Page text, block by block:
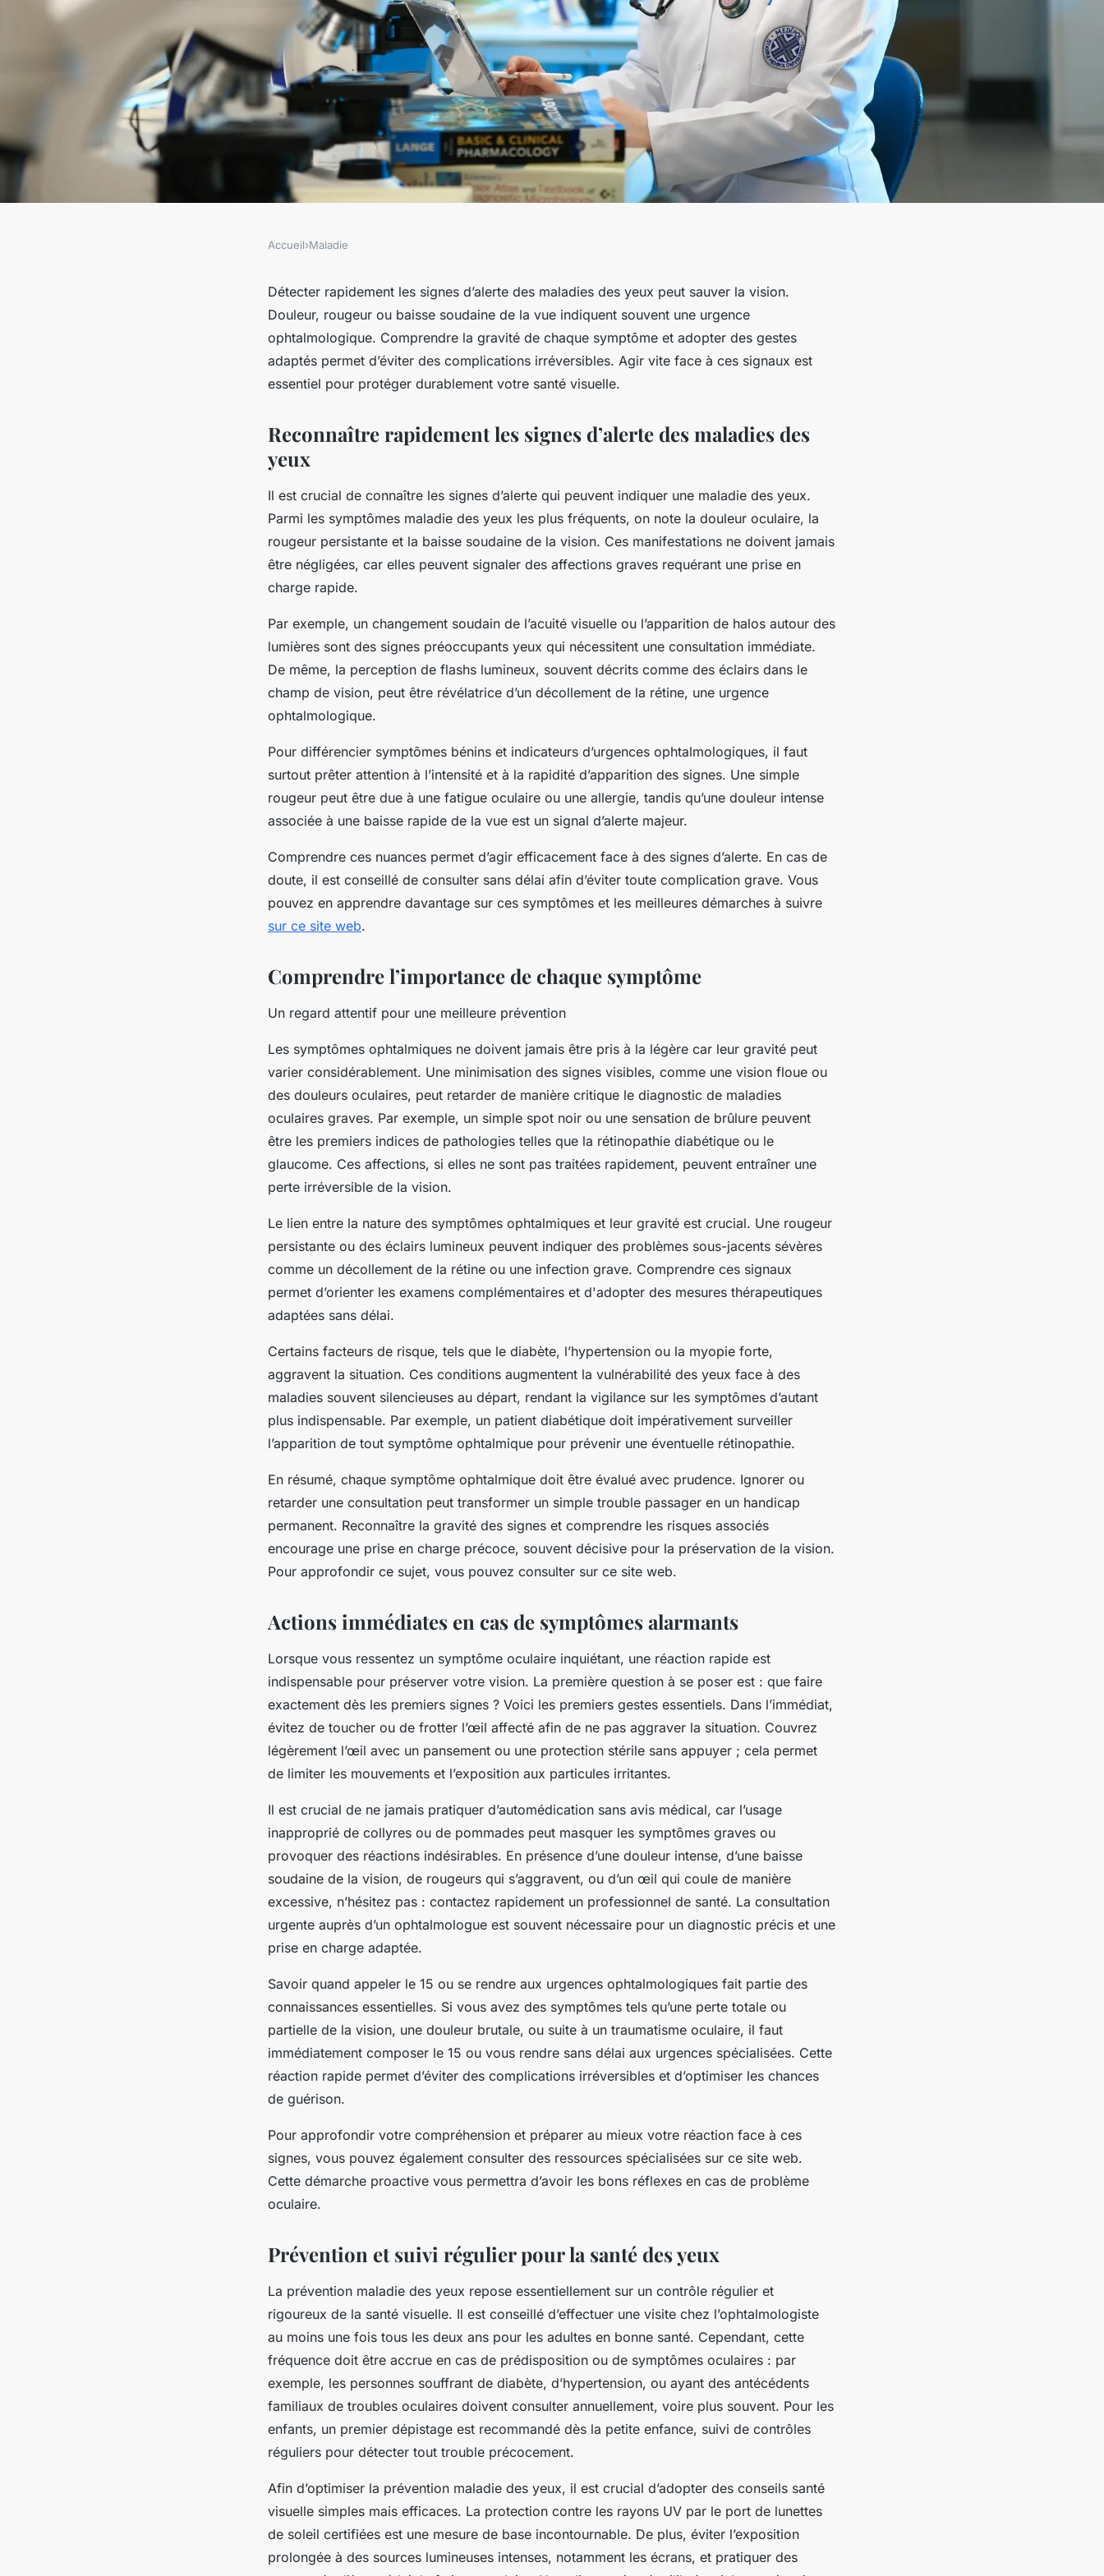
Signes d'alerte pour maladie des yeux :
comment réagir promptement
Accueil›Maladie
Détecter rapidement les signes d’alerte des maladies des yeux peut sauver la vision.
Douleur, rougeur ou baisse soudaine de la vue indiquent souvent une urgence
ophtalmologique. Comprendre la gravité de chaque symptôme et adopter des gestes
adaptés permet d’éviter des complications irréversibles. Agir vite face à ces signaux est
essentiel pour protéger durablement votre santé visuelle.
Reconnaître rapidement les signes d’alerte des maladies des
yeux
Il est crucial de connaître les signes d’alerte qui peuvent indiquer une maladie des yeux.
Parmi les symptômes maladie des yeux les plus fréquents, on note la douleur oculaire, la
rougeur persistante et la baisse soudaine de la vision. Ces manifestations ne doivent jamais
être négligées, car elles peuvent signaler des affections graves requérant une prise en
charge rapide.
Par exemple, un changement soudain de l’acuité visuelle ou l’apparition de halos autour des
lumières sont des signes préoccupants yeux qui nécessitent une consultation immédiate.
De même, la perception de flashs lumineux, souvent décrits comme des éclairs dans le
champ de vision, peut être révélatrice d’un décollement de la rétine, une urgence
ophtalmologique.
Pour différencier symptômes bénins et indicateurs d’urgences ophtalmologiques, il faut
surtout prêter attention à l’intensité et à la rapidité d’apparition des signes. Une simple
rougeur peut être due à une fatigue oculaire ou une allergie, tandis qu’une douleur intense
associée à une baisse rapide de la vue est un signal d’alerte majeur.
Comprendre ces nuances permet d’agir efficacement face à des signes d’alerte. En cas de
doute, il est conseillé de consulter sans délai afin d’éviter toute complication grave. Vous
pouvez en apprendre davantage sur ces symptômes et les meilleures démarches à suivre
sur ce site web.
Comprendre l’importance de chaque symptôme
Un regard attentif pour une meilleure prévention
Les symptômes ophtalmiques ne doivent jamais être pris à la légère car leur gravité peut
varier considérablement. Une minimisation des signes visibles, comme une vision floue ou
des douleurs oculaires, peut retarder de manière critique le diagnostic de maladies
oculaires graves. Par exemple, un simple spot noir ou une sensation de brûlure peuvent
être les premiers indices de pathologies telles que la rétinopathie diabétique ou le
glaucome. Ces affections, si elles ne sont pas traitées rapidement, peuvent entraîner une
perte irréversible de la vision.
Le lien entre la nature des symptômes ophtalmiques et leur gravité est crucial. Une rougeur
persistante ou des éclairs lumineux peuvent indiquer des problèmes sous-jacents sévères
comme un décollement de la rétine ou une infection grave. Comprendre ces signaux
permet d’orienter les examens complémentaires et d'adopter des mesures thérapeutiques
adaptées sans délai.
Certains facteurs de risque, tels que le diabète, l’hypertension ou la myopie forte,
aggravent la situation. Ces conditions augmentent la vulnérabilité des yeux face à des
maladies souvent silencieuses au départ, rendant la vigilance sur les symptômes d’autant
plus indispensable. Par exemple, un patient diabétique doit impérativement surveiller
l’apparition de tout symptôme ophtalmique pour prévenir une éventuelle rétinopathie.
En résumé, chaque symptôme ophtalmique doit être évalué avec prudence. Ignorer ou
retarder une consultation peut transformer un simple trouble passager en un handicap
permanent. Reconnaître la gravité des signes et comprendre les risques associés
encourage une prise en charge précoce, souvent décisive pour la préservation de la vision.
Pour approfondir ce sujet, vous pouvez consulter sur ce site web.
Actions immédiates en cas de symptômes alarmants
Lorsque vous ressentez un symptôme oculaire inquiétant, une réaction rapide est
indispensable pour préserver votre vision. La première question à se poser est : que faire
exactement dès les premiers signes ? Voici les premiers gestes essentiels. Dans l’immédiat,
évitez de toucher ou de frotter l’œil affecté afin de ne pas aggraver la situation. Couvrez
légèrement l’œil avec un pansement ou une protection stérile sans appuyer ; cela permet
de limiter les mouvements et l’exposition aux particules irritantes.
Il est crucial de ne jamais pratiquer d’automédication sans avis médical, car l’usage
inapproprié de collyres ou de pommades peut masquer les symptômes graves ou
provoquer des réactions indésirables. En présence d’une douleur intense, d’une baisse
soudaine de la vision, de rougeurs qui s’aggravent, ou d’un œil qui coule de manière
excessive, n’hésitez pas : contactez rapidement un professionnel de santé. La consultation
urgente auprès d’un ophtalmologue est souvent nécessaire pour un diagnostic précis et une
prise en charge adaptée.
Savoir quand appeler le 15 ou se rendre aux urgences ophtalmologiques fait partie des
connaissances essentielles. Si vous avez des symptômes tels qu’une perte totale ou
partielle de la vision, une douleur brutale, ou suite à un traumatisme oculaire, il faut
immédiatement composer le 15 ou vous rendre sans délai aux urgences spécialisées. Cette
réaction rapide permet d’éviter des complications irréversibles et d’optimiser les chances
de guérison.
Pour approfondir votre compréhension et préparer au mieux votre réaction face à ces
signes, vous pouvez également consulter des ressources spécialisées sur ce site web.
Cette démarche proactive vous permettra d’avoir les bons réflexes en cas de problème
oculaire.
Prévention et suivi régulier pour la santé des yeux
La prévention maladie des yeux repose essentiellement sur un contrôle régulier et
rigoureux de la santé visuelle. Il est conseillé d’effectuer une visite chez l’ophtalmologiste
au moins une fois tous les deux ans pour les adultes en bonne santé. Cependant, cette
fréquence doit être accrue en cas de prédisposition ou de symptômes oculaires : par
exemple, les personnes souffrant de diabète, d’hypertension, ou ayant des antécédents
familiaux de troubles oculaires doivent consulter annuellement, voire plus souvent. Pour les
enfants, un premier dépistage est recommandé dès la petite enfance, suivi de contrôles
réguliers pour détecter tout trouble précocement.
Afin d’optimiser la prévention maladie des yeux, il est crucial d’adopter des conseils santé
visuelle simples mais efficaces. La protection contre les rayons UV par le port de lunettes
de soleil certifiées est une mesure de base incontournable. De plus, éviter l’exposition
prolongée à des sources lumineuses intenses, notamment les écrans, et pratiquer des